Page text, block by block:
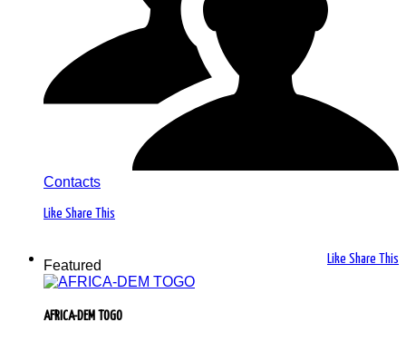
Contacts
Like Share This
Like Share This
Featured
AFRICA-DEM TOGO